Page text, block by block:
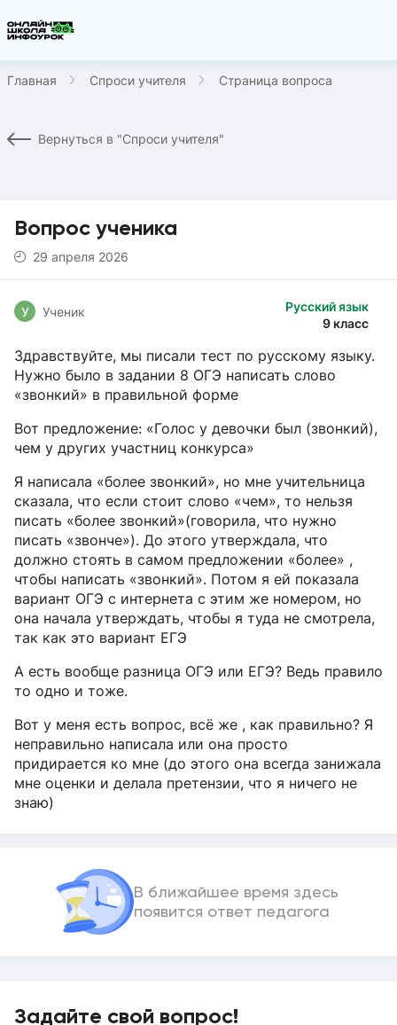
Главная Спроси учителя Страница вопроса
Вернуться в "Спроси учителя"
Вопрос ученика
29 апреля 2026
Русский язык
9 класс
У Ученик
Здравствуйте, мы писали тест по русскому языку.
Нужно было в задании 8 ОГЭ написать слово
«звонкий» в правильной форме
Вот предложение: «Голос у девочки был (звонкий),
чем у других участниц конкурса»
Я написала «более звонкий», но мне учительница
сказала, что если стоит слово «чем», то нельзя
писать «более звонкий»(говорила, что нужно
писать «звонче»). До этого утверждала, что
должно стоять в самом предложении «более» ,
чтобы написать «звонкий». Потом я ей показала
вариант ОГЭ с интернета с этим же номером, но
она начала утверждать, чтобы я туда не смотрела,
так как это вариант ЕГЭ
А есть вообще разница ОГЭ или ЕГЭ? Ведь правило
то одно и тоже.
Вот у меня есть вопрос, всё же , как правильно? Я
неправильно написала или она просто
придирается ко мне (до этого она всегда занижала
мне оценки и делала претензии, что я ничего не
знаю)
В ближайшее время здесь
появится ответ педагога
Задайте свой вопрос!